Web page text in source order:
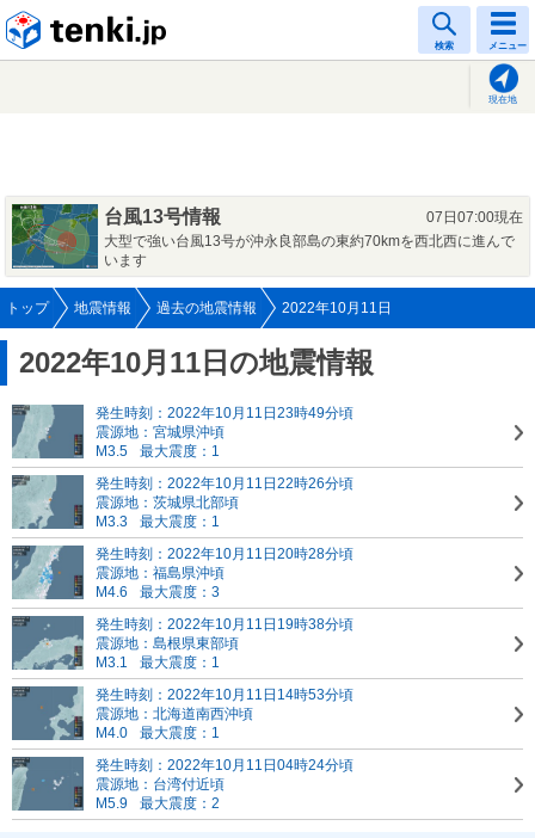
検索 メニュー
現在地
台風13号情報
07日07:00現在
大型で強い台風13号が沖永良部島の東約70kmを西北西に進んで
います
トップ 地震情報 過去の地震情報 2022年10月11日
2022年10月11日の地震情報
発生時刻：2022年10月11日23時49分頃
震源地：宮城県沖頃
M3.5
最大震度：1
発生時刻：2022年10月11日22時26分頃
震源地：茨城県北部頃
M3.3
最大震度：1
発生時刻：2022年10月11日20時28分頃
震源地：福島県沖頃
M4.6
最大震度：3
発生時刻：2022年10月11日19時38分頃
震源地：島根県東部頃
M3.1
最大震度：1
発生時刻：2022年10月11日14時53分頃
震源地：北海道南西沖頃
M4.0
最大震度：1
発生時刻：2022年10月11日04時24分頃
震源地：台湾付近頃
M5.9
最大震度：2